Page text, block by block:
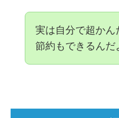
実は自分で超かん
節約もできるんだ